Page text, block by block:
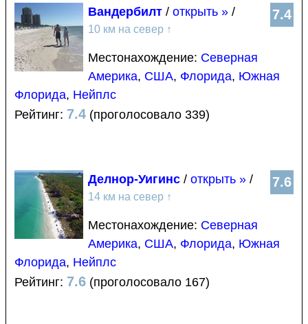
7.4
Вандербилт / открыть » /
10 км на север ↑
Местонахождение: Северная
Америка, США, Флорида, Южная
Флорида, Нейплс
Рейтинг: 7.4 (проголосовало 339)
7.6
Делнор-Уигинс / открыть » /
14 км на север ↑
Местонахождение: Северная
Америка, США, Флорида, Южная
Флорида, Нейплс
Рейтинг: 7.6 (проголосовало 167)